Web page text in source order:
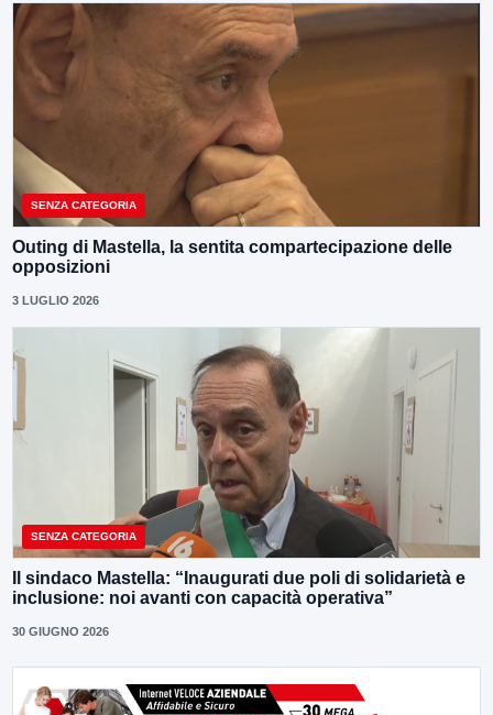
SENZA CATEGORIA
Outing di Mastella, la sentita compartecipazione delle
opposizioni
3 LUGLIO 2026
SENZA CATEGORIA
Il sindaco Mastella: “Inaugurati due poli di solidarietà e
inclusione: noi avanti con capacità operativa”
30 GIUGNO 2026